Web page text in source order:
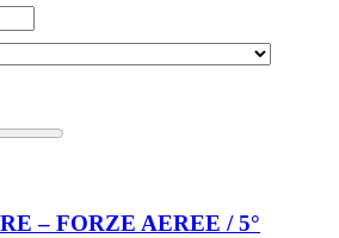
– FORZE AEREE / 5°